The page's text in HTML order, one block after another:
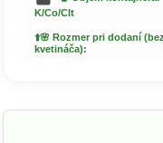
K/Co/Clt
⬆️🌸 Rozmer pri dodaní (bez
kvetináča):